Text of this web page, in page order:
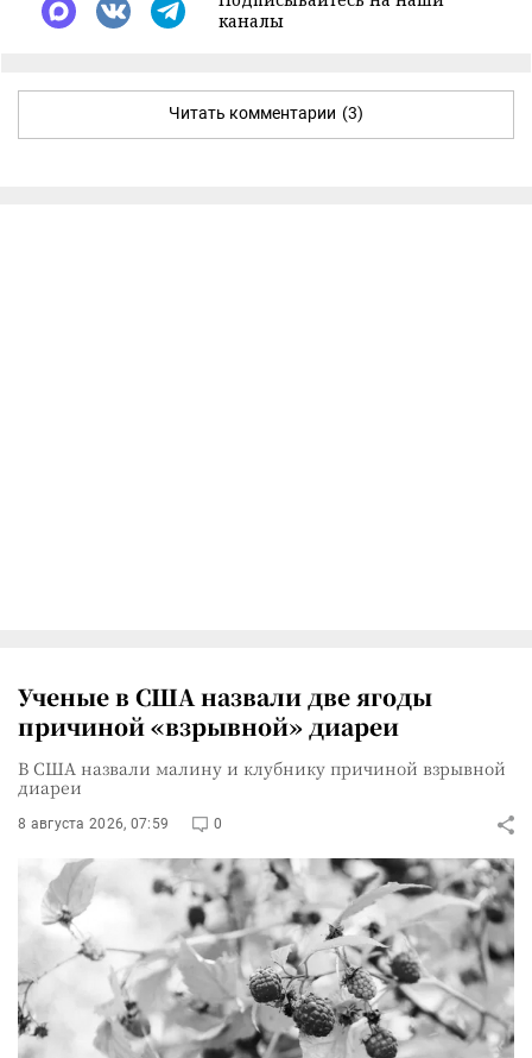
каналы
Читать комментарии (3)
Ученые в США назвали две ягоды
причиной «взрывной» диареи
В США назвали малину и клубнику причиной взрывной
диареи
8 августа 2026, 07:59 0